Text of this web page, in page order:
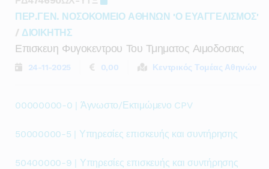
ΠΕΡ.ΓΕΝ. ΝΟΣΟΚΟΜΕΙΟ ΑΘΗΝΩΝ 'Ο ΕΥΑΓΓΕΛΙΣΜΟΣ'
/ ΔΙΟΙΚΗΤΗΣ
Επισκευη Φυγοκεντρου Του Τμηματος Αιμοδοσιας
24-11-2025 0,00 Κεντρικός Τομέας Αθηνών
00000000-0 | Άγνωστο/Εκτιμώμενο CPV
50000000-5 | Υπηρεσίες επισκευής και συντήρησης
50400000-9 | Υπηρεσίες επισκευής και συντήρησης